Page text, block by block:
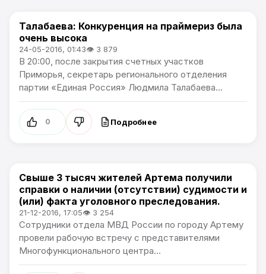
Новости Артёма
Талабаева: Конкуренция на праймериз была
очень высока
24-05-2016, 01:43👁 3 879
В 20:00, после закрытия счетных участков
Приморья, секретарь регионального отделения
партии «Единая Россия» Людмила Талабаева...
0 Подробнее
Новости Артёма
Свыше 3 тысяч жителей Артема получили
справки о наличии (отсутствии) судимости и
(или) факта уголовного преследования.
21-12-2016, 17:05👁 3 254
Сотрудники отдела МВД России по городу Артему
провели рабочую встречу с представителями
Многофункционального центра...